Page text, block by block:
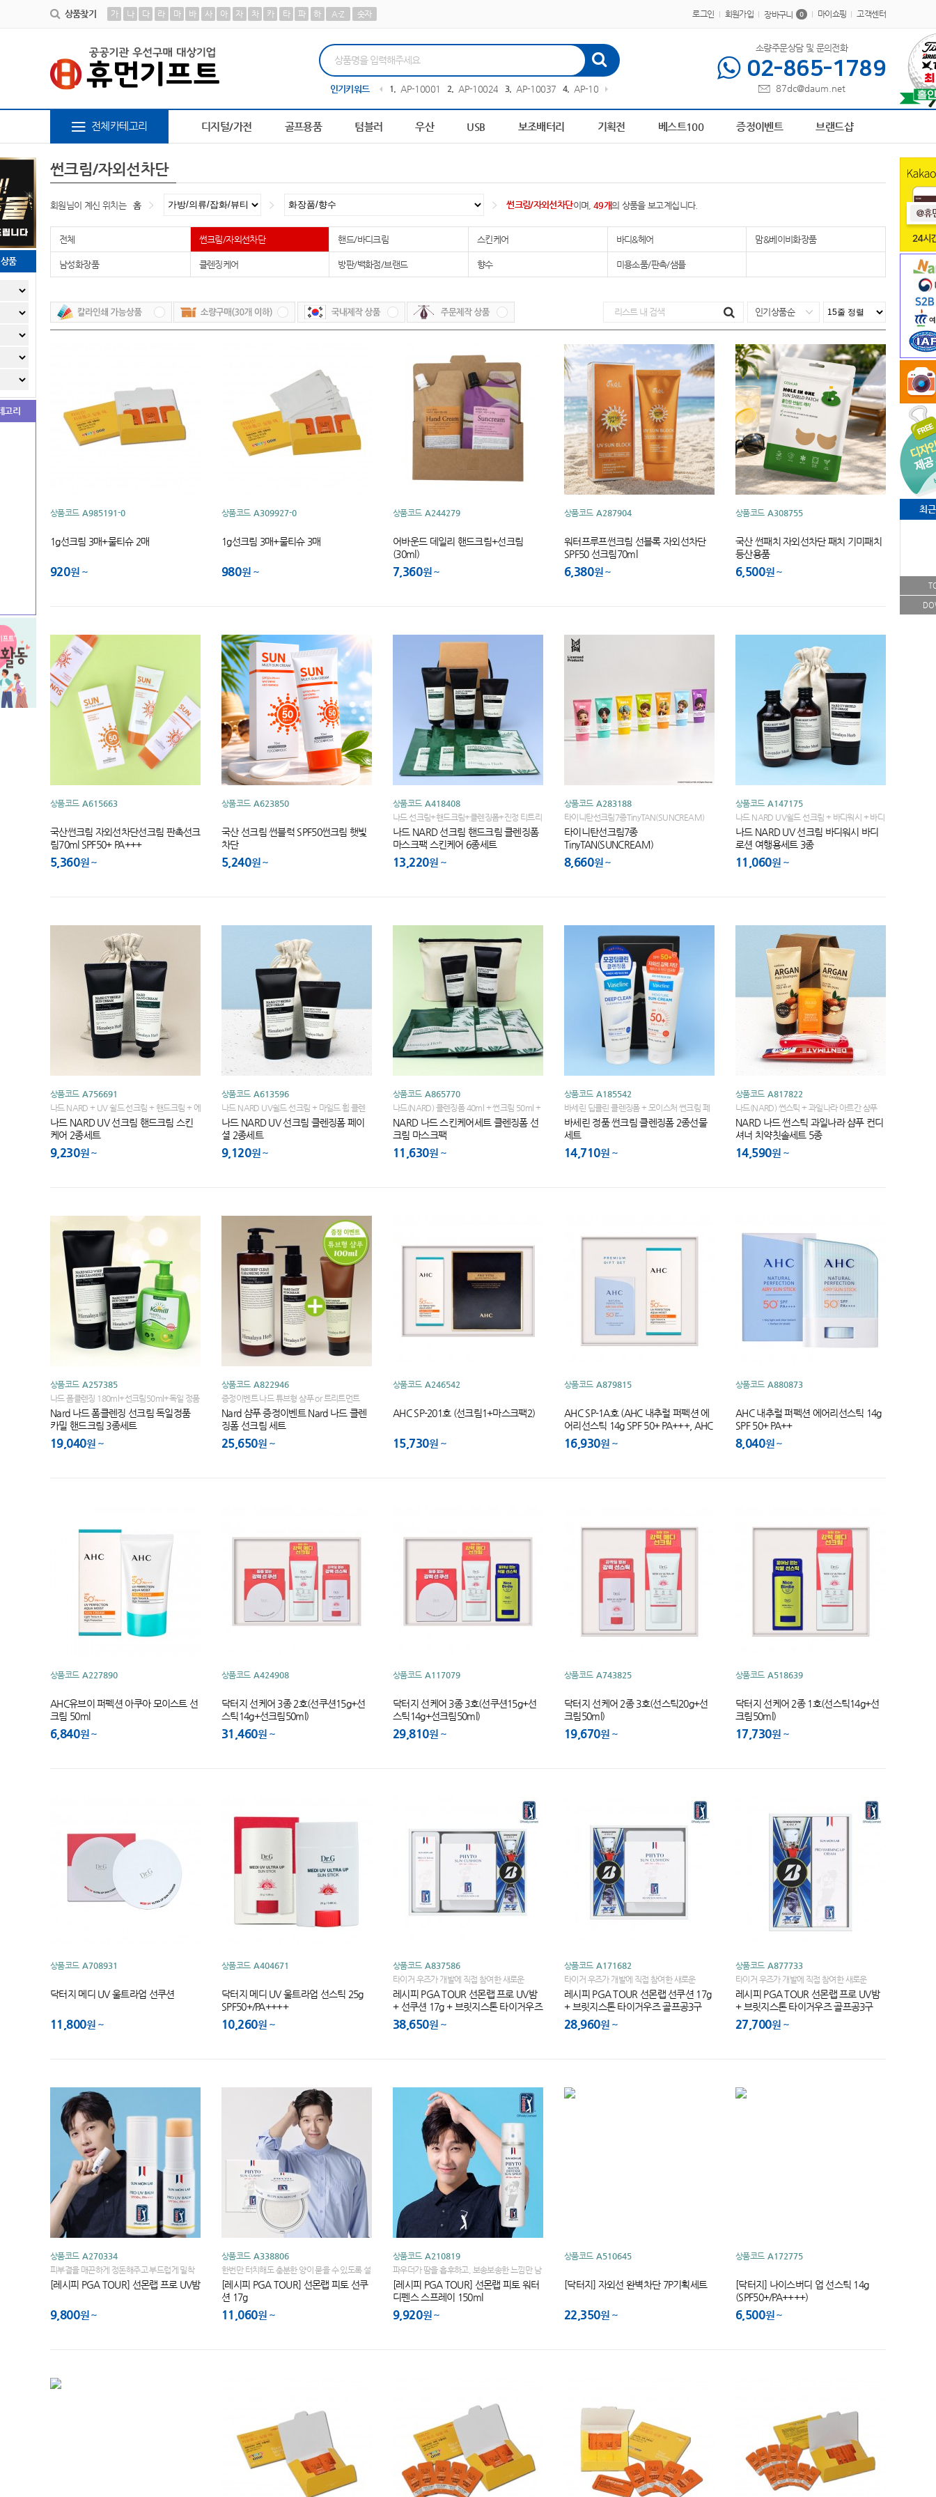
상품찾기 가 나 다 라 마 바 사 아 자 차 카 타 파 하 A-Z 숫자 로그인 회원가입 장바구니 0 마이쇼핑 고객센터
인기키워드
6 AP-100179 AP-10027310 책갈피 1 AP-100013 2 AP-100242 3 AP-100378 4 AP-100441 AP-100617 8 브론즈하우스 10 책
소량주문상담 및 문의전화
02-865-1789
87dc@daum.net
전체카테고리 디지털/가전 골프용품 텀블러 우산 USB 보조배터리 기획전 베스트100 증정이벤트 브랜드샵
품
고리
최
썬크림/자외선차단
회원님이 계신 위치는 홈 썬크림/자외선차단이며, 49개의 상품을 보고계십니다.
전체 썬크림/자외선차단 핸드/바디크림 스킨케어 바디&헤어 맘&베이비화장품
남성화장품 클렌징케어 방판/백화점/브랜드 향수 미용소품/판촉/샘플
인기상품순
상품코드 A985191-0
1g선크림 3매+물티슈 2매
920원
상품코드 A309927-0
1g선크림 3매+물티슈 3매
980원
상품코드 A244279
어바운드 데일리 핸드크림+선크림
(30ml)
7,360원
상품코드 A287904
워터프루프썬크림 선블록 자외선차단
SPF50 선크림70ml
6,380원
상품코드 A308755
국산 썬패치 자외선차단 패치 기미패치
등산용품
6,500원
상품코드 A615663
국산썬크림 자외선차단선크림 판촉선크
림70ml SPF50+ PA+++
5,360원
상품코드 A623850
국산 선크림 썬블럭 SPF50썬크림 햇빛
차단
5,240원
상품코드 A418408
나드 선크림+핸드크림+클렌징폼+진정 티트리
마스크팩 3개+끈케이스
나드 NARD 선크림 핸드크림 클렌징폼
마스크팩 스킨케어 6종세트
13,220원
상품코드 A283188
타이니탄선크림7종TinyTAN(SUNCREAM)
타이니탄선크림7종
TinyTAN(SUNCREAM)
8,660원
상품코드 A147175
나드 NARD UV쉴드 선크림 + 바디워시 + 바디
로션 + 에코스트링파우치
나드 NARD UV 선크림 바디워시 바디
로션 여행용세트 3종
11,060원
상품코드 A756691
나드 NARD + UV 쉴드 선크림 + 핸드크림 + 에
코 스트링파우치
나드 NARD UV 선크림 핸드크림 스킨
케어 2종세트
9,230원
상품코드 A613596
나드 NARD UV쉴드 선크림 + 마일드 휩 클렌
징폼 + 에코스트링파우치
나드 NARD UV 선크림 클렌징폼 페이
셜 2종세트
9,120원
상품코드 A865770
나드(NARD) 클렌징폼 40ml + 썬크림 50ml +
티트리 마스크팩 + 에코파우치
NARD 나드 스킨케어세트 클렌징폼 선
크림 마스크팩
11,630원
상품코드 A185542
바세린 딥클린 클렌징폼 + 모이스처 썬크림 페
이스앤바디 + 종이케이스
바세린 정품 썬크림 클렌징폼 2종선물
세트
14,710원
상품코드 A817822
나드(NARD) 썬스틱 + 과일나라 아르간 샴푸
+컨디셔너 + 크리오 치약 + 고급접이식칫솔 +
종이케이스
NARD 나드 썬스틱 과일나라 샴푸 컨디
셔너 치약칫솔세트 5종
14,590원
상품코드 A257385
나드 폼클렌징 180ml+선크림50ml+독일 정품
카밀 핸드로션 펌핑형 125ml+끈케이스
Nard 나드 폼클렌징 선크림 독일정품
카밀 핸드크림 3종세트
19,040원
상품코드 A822946
증정이벤트 나드 튜브형 샴푸 or 트리트먼트
+딥 클렌징폼 500ml+선크림280ml+끈케이스
(이미지 선택가능, 상세페이지 참조)
Nard 샴푸 증정이벤트 Nard 나드 클렌
징폼 선크림 세트
25,650원
상품코드 A246542
AHC SP-201호 (선크림1+마스크팩2)
15,730원
상품코드 A879815
AHC SP-1A호 (AHC 내추럴 퍼펙션 에
어리선스틱 14g SPF 50+ PA+++, AHC
유브이 퍼펙션 아쿠아 모이스트 선크림
SPF50+ PA++++ 50ML 각 1개 )
16,930원
상품코드 A880873
AHC 내추럴 퍼펙션 에어리선스틱 14g
SPF 50+ PA++
8,040원
상품코드 A227890
AHC유브이 퍼펙션 아쿠아 모이스트 선
크림 50ml
6,840원
상품코드 A424908
닥터지 선케어 3종 2호(선쿠션15g+선
스틱14g+선크림50ml)
31,460원
상품코드 A117079
닥터지 선케어 3종 3호(선쿠션15g+선
스틱14g+선크림50ml)
29,810원
상품코드 A743825
닥터지 선케어 2종 3호(선스틱20g+선
크림50ml)
19,670원
상품코드 A518639
닥터지 선케어 2종 1호(선스틱14g+선
크림50ml)
17,730원
상품코드 A708931
닥터지 메디 UV 울트라업 선쿠션
11,800원
상품코드 A404671
닥터지 메디 UV 울트라업 선스틱 25g
SPF50+/PA++++
10,260원
상품코드 A837586
타이거 우즈가 개발에 직접 참여한 새로운
TOUR B XS로 그린 주변에서 상상 그대로의 숏
게임을 경험 하세요
레시피 PGA TOUR 선몬랩 프로 UV밤
+ 선쿠션 17g + 브릿지스톤 타이거우즈
골프공3구
38,650원
상품코드 A171682
타이거 우즈가 개발에 직접 참여한 새로운
TOUR B XS로 그린 주변에서 상상 그대로의 숏
게임을 경험 하세요
레시피 PGA TOUR 선몬랩 선쿠션 17g
+ 브릿지스톤 타이거우즈 골프공3구
28,960원
상품코드 A877733
타이거 우즈가 개발에 직접 참여한 새로운
TOUR B XS로 그린 주변에서 상상 그대로의 숏
게임을 경험 하세요
레시피 PGA TOUR 선몬랩 프로 UV밤
+ 브릿지스톤 타이거우즈 골프공3구
27,700원
상품코드 A270334
피부결을 매끈하게 정돈해주고 부드럽게 밀착
되는 소프트 글라이딩 선스틱
[레시피 PGA TOUR] 선몬랩 프로 UV밤
9,800원
상품코드 A338806
한번만 터치해도 충분한 양이 묻을 수 있도록 설
계된 쿠션과 퍼프 사이즈
[레시피 PGA TOUR] 선몬랩 피토 선쿠
션 17g
11,060원
상품코드 A210819
파우더가 땀을 흡후하고, 보송보송한 느낌만 남
아 끈적이거나 미끄러지지 않습니다
[레시피 PGA TOUR] 선몬랩 피토 워터
디펜스 스프레이 150ml
9,920원
상품코드 A510645
[닥터지] 자외선 완벽차단 7P기획세트
22,350원
상품코드 A172775
[닥터지] 나이스버디 업 선스틱 14g
(SPF50+/PA++++)
6,500원